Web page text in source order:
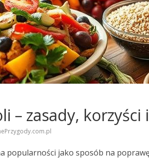
– zasady,
popularności jako sposób na